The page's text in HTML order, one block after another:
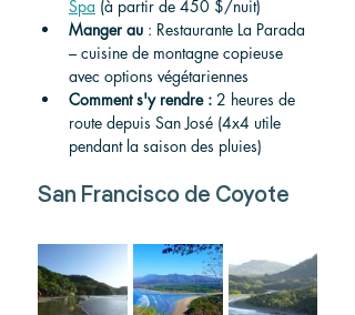
Spa (à partir de 450 $/nuit)
Manger au : Restaurante La Parada
– cuisine de montagne copieuse
avec options végétariennes
Comment s'y rendre : 2 heures de
route depuis San José (4x4 utile
pendant la saison des pluies)
San Francisco de Coyote